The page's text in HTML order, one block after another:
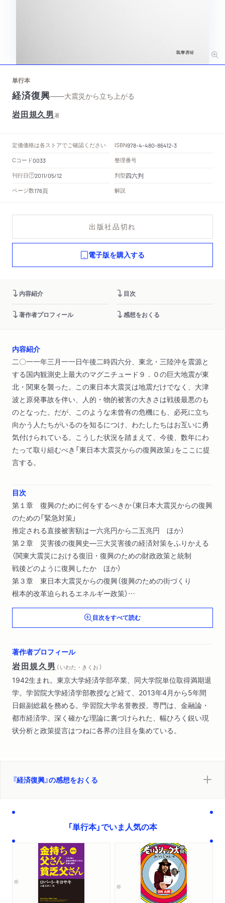
単行本
経済復興——大震災から立ち上がる
岩田規久男著
定価価格は各ストアでご確認ください ISBN978-4-480-86412-3
Cコード0033
整理番号
刊行日
2011/05/12 判型四六判
ページ数176頁 解説
出版社品切れ
電子版を購入する
内容紹介 目次
著作者プロフィール 感想をおくる
内容紹介
二〇一一年三月一一日午後二時四六分、東北・三陸沖を震源と
する国内観測史上最大のマグニチュード９．０の巨大地震が東
北・関東を襲った。この東日本大震災は地震だけでなく、大津
波と原発事故を伴い、人的・物的被害の大きさは戦後最悪のも
のとなった。だが、このような未曾有の危機にも、必死に立ち
向かう人たちがいるのを知るにつけ、わたしたちはお互いに勇
気付けられている。こうした状況を踏まえて、今後、数年にわ
たって取り組むべき「東日本大震災からの復興政策」をここに提
言する。
目次
第１章 復興のために何をするべきか（東日本大震災からの復興
のための「緊急対策」
推定される直接被害額は一六兆円から二五兆円 ほか）
第２章 災害後の復興史―三大災害後の経済対策をふりかえる
（関東大震災における復旧・復興のための財政政策と統制
戦後どのように復興したか ほか）
第３章 東日本大震災からの復興（復興のための街づくり
根本的改革迫られるエネルギー政策）
第４章 これからの財政金融政策（石橋財政は妥当な政策だった
高橋財政の日銀国債引き受けはハイパー・インフレをもたらさ
なかった ほか）
目次をすべて読む
著作者プロフィール
岩田規久男 （ いわた・きくお ）
1942生まれ。東京大学経済学部卒業、同大学院単位取得満期退
学。学習院大学経済学部教授など経て、2013年4月から5年間
日銀副総裁を務める。学習院大学名誉教授。専門は、金融論・
都市経済学。深く確かな理論に裏づけられた、幅ひろく鋭い現
状分析と政策提言はつねに各界の注目を集めている。
『経済復興』の感想をおくる
「単行本」でいま人気の本